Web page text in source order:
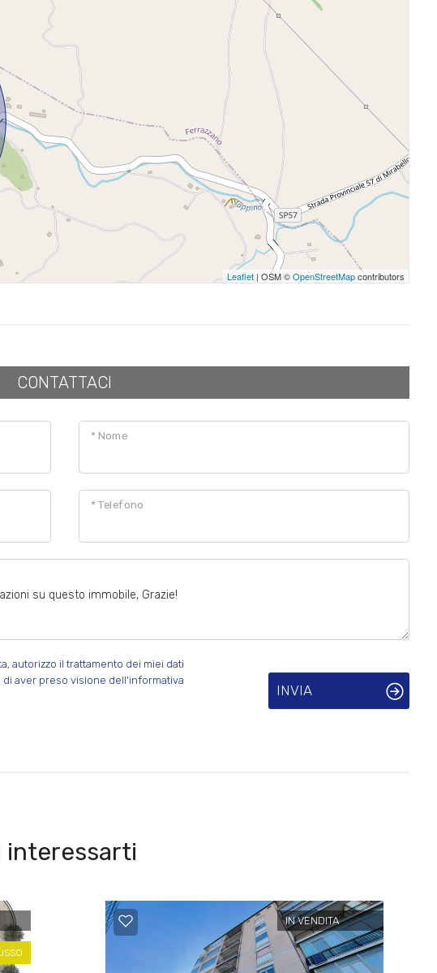
Leaflet | OSM ©OpenStreetMapcontributors
CONTATTACI
* Nome
* Telefono
autorizzo il trattamento dei miei dati
aver preso visione dell'informativa
INVIA
interessarti
IN VENDITA